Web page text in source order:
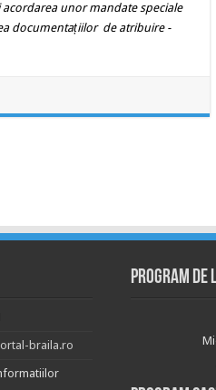
unor mandate speciale
documentațiilor de atribuire -
braila.ro
Program